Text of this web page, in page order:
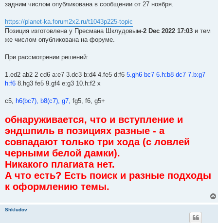
задним числом опубликована в сообщении от 27 ноября.
https://planet-ka.forum2x2.ru/t1043p225-topic
Позиция изготовлена у Пресмана Шклудовым-2 Dec 2022 17:03 и тем
же числом опубликована на форуме.
При рассмотрении решений:
1.ed2 ab2 2 cd6 a:e7 3.dc3 b:d4 4.fe5 d:f6 5.gh6 bc7 6.h:b8 dc7 7.b:g7
h:f6 8.hg3 fe5 9.gf4 e:g3 10.h:f2 x
с5, h6(bc7), b8(c7), g7, fg5, f6, g5+
обнаруживается, что и вступление и
эндшпиль в позициях разные - а
совпадают только три хода (с ловлей
черными белой дамки).
Никакого плагиата нет.
А что есть? Есть поиск и разные подходы
к оформлению темы.
Shkludov